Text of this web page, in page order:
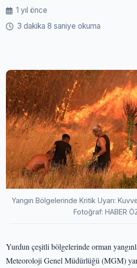
1 yıl önce
3 dakika 8 saniye okuma
Yangın Bölgelerinde Kritik Uyarı:
Fotoğraf: HABER
Yurdun çeşitli bölgelerinde orman
Meteoroloji Genel Müdürlüğü (MGM)